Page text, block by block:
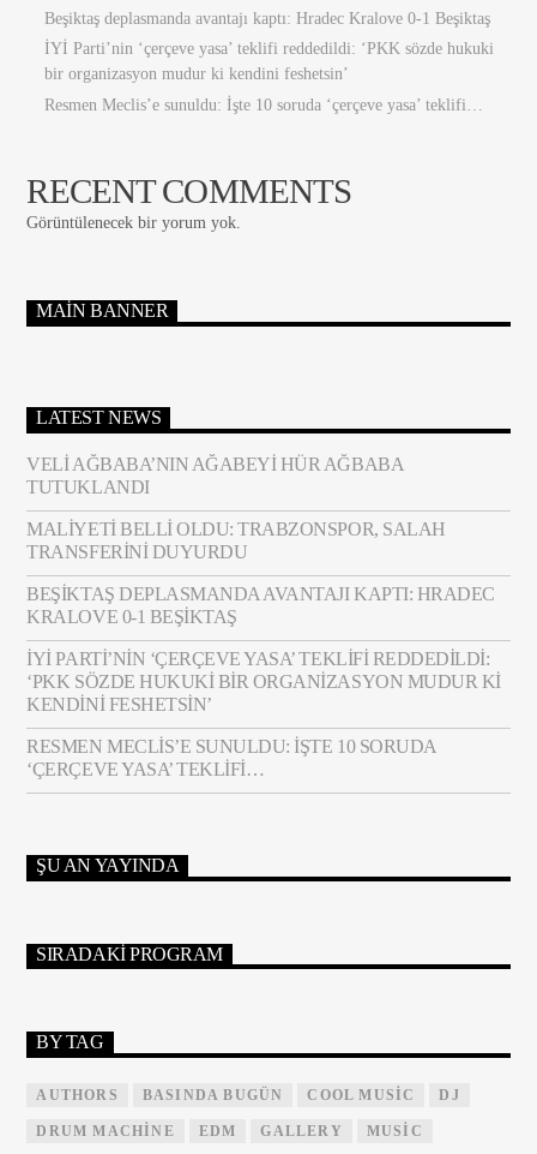
Beşiktaş deplasmanda avantajı kaptı: Hradec Kralove 0-1 Beşiktaş
İYİ Parti’nin ‘çerçeve yasa’ teklifi reddedildi: ‘PKK sözde hukuki
bir organizasyon mudur ki kendini feshetsin’
Resmen Meclis’e sunuldu: İşte 10 soruda ‘çerçeve yasa’ teklifi…
RECENT COMMENTS
Görüntülenecek bir yorum yok.
MAIN BANNER
LATEST NEWS
VELI AĞBABA’NIN AĞABEYI HÜR AĞBABA
TUTUKLANDI
MALIYETI BELLI OLDU: TRABZONSPOR, SALAH
TRANSFERINI DUYURDU
BEŞIKTAŞ DEPLASMANDA AVANTAJI KAPTI: HRADEC
KRALOVE 0-1 BEŞIKTAŞ
İYİ PARTI’NIN ‘ÇERÇEVE YASA’ TEKLIFI REDDEDILDI:
‘PKK SÖZDE HUKUKI BIR ORGANIZASYON MUDUR KI
KENDINI FESHETSIN’
RESMEN MECLIS’E SUNULDU: İŞTE 10 SORUDA
‘ÇERÇEVE YASA’ TEKLIFI…
ŞU AN YAYINDA
SIRADAKI PROGRAM
BY TAG
AUTHORS BASINDA BUGÜN COOL MUSIC DJ
DRUM MACHINE EDM GALLERY MUSIC